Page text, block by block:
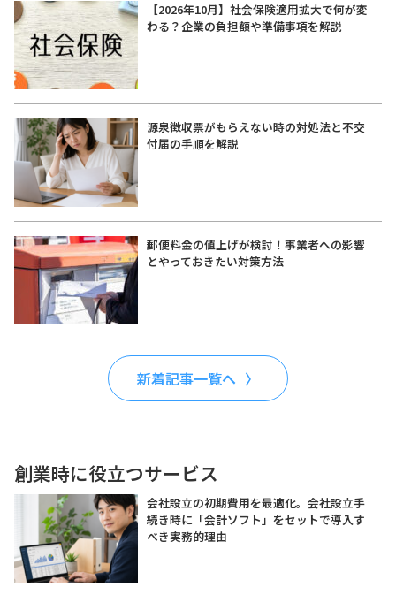
【2026年10月】社会保険適用拡大で何が変
わる？企業の負担額や準備事項を解説
源泉徴収票がもらえない時の対処法と不交
付届の手順を解説
郵便料金の値上げが検討！事業者への影響
とやっておきたい対策方法
新着記事一覧へ
創業時に役立つサービス
会社設立の初期費用を最適化。会社設立手
続き時に「会計ソフト」をセットで導入す
べき実務的理由